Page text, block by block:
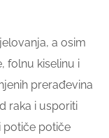
a osim
folnu kiselinu i
prerađevina
raka i usporiti
potiče potiče